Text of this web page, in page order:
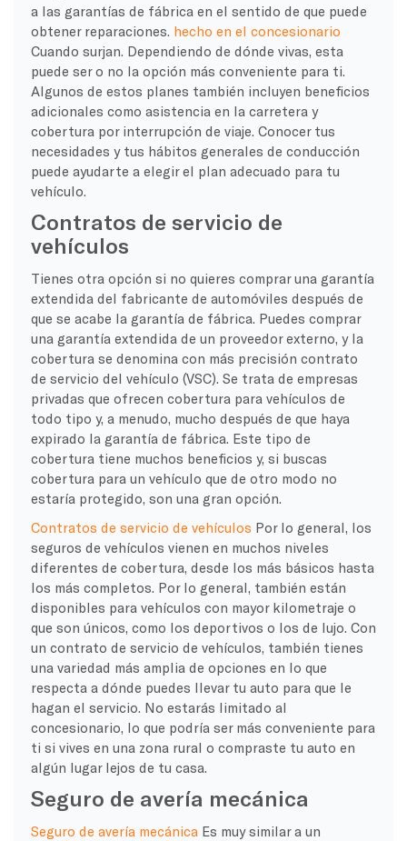
a las garantías de fábrica en el sentido de que puede
obtener reparaciones. hecho en el concesionario
Cuando surjan. Dependiendo de dónde vivas, esta
puede ser o no la opción más conveniente para ti.
Algunos de estos planes también incluyen beneficios
adicionales como asistencia en la carretera y
cobertura por interrupción de viaje. Conocer tus
necesidades y tus hábitos generales de conducción
puede ayudarte a elegir el plan adecuado para tu
vehículo.
Contratos de servicio de
vehículos
Tienes otra opción si no quieres comprar una garantía
extendida del fabricante de automóviles después de
que se acabe la garantía de fábrica. Puedes comprar
una garantía extendida de un proveedor externo, y la
cobertura se denomina con más precisión contrato
de servicio del vehículo (VSC). Se trata de empresas
privadas que ofrecen cobertura para vehículos de
todo tipo y, a menudo, mucho después de que haya
expirado la garantía de fábrica. Este tipo de
cobertura tiene muchos beneficios y, si buscas
cobertura para un vehículo que de otro modo no
estaría protegido, son una gran opción.
Contratos de servicio de vehículos Por lo general, los
seguros de vehículos vienen en muchos niveles
diferentes de cobertura, desde los más básicos hasta
los más completos. Por lo general, también están
disponibles para vehículos con mayor kilometraje o
que son únicos, como los deportivos o los de lujo. Con
un contrato de servicio de vehículos, también tienes
una variedad más amplia de opciones en lo que
respecta a dónde puedes llevar tu auto para que le
hagan el servicio. No estarás limitado al
concesionario, lo que podría ser más conveniente para
ti si vives en una zona rural o compraste tu auto en
algún lugar lejos de tu casa.
Seguro de avería mecánica
Seguro de avería mecánica Es muy similar a un